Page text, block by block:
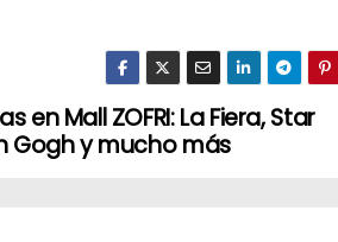
en Mall ZOFRI: La Fiera, Star
Gogh y mucho más